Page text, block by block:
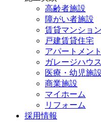
高齢者施設
障がい者施設
賃貸マンション
戸建賃貸住宅
アパートメント
ガレージハウス
医療・幼児施設
商業施設
マイホーム
リフォーム
採用情報